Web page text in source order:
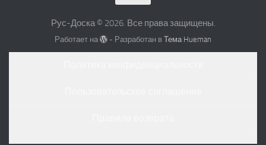
Рус-Доска © 2026. Все права защищены.
Работает на - Разработан вТема Hueman